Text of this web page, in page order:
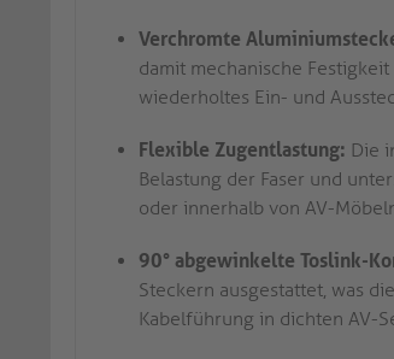
Verchromte
damit mechanische
wiederholtes Ein- und
Flexible Zugentlastung: Die
Belastung der Faser und
oder innerhalb von AV-
90° abgewinkelte Toslink-
Steckern ausgestattet, was
Kabelführung in dichten AV-